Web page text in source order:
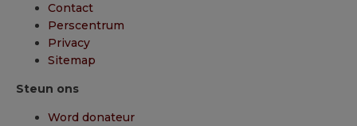
Contact
Perscentrum
Privacy
Sitemap
Steun ons
Word donateur